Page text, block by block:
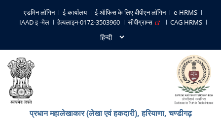
एडमिन लॉगिन ई-कार्यालय ई-ऑफिस के लिए वीपीएन लॉगिन
e-HRMS
IAAD इ -मेल
हेल्पलाइन-0172-3503960 सीपीग्राम्स CAG HRMS
प्रधान महालेखाकार (लेखा एवं हकदारी), हरियाणा, चण्‍डीगढ़